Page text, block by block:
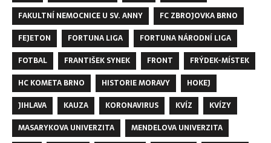
FAKULTNÍ NEMOCNICE U SV. ANNY
FC ZBROJOVKA BRNO
FEJETON
FORTUNA LIGA
FORTUNA NÁRODNÍ LIGA
FOTBAL
FRANTIŠEK SYNEK FRONT
FRÝDEK-MÍSTEK
HC KOMETA BRNO
HISTORIE MORAVY
HOKEJ
JIHLAVA
KAUZA KORONAVIRUS KVÍZ
KVÍZY
MASARYKOVA UNIVERZITA
MENDELOVA UNIVERZITA